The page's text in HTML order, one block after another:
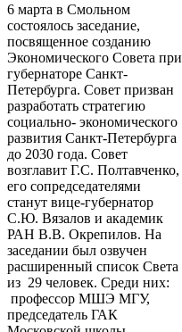
6 марта в Смольном
состоялось заседание,
посвященное созданию
Экономического Совета при
губернаторе Санкт-
Петербурга. Совет призван
разработать стратегию
социально- экономического
развития Санкт-Петербурга
до 2030 года. Совет
возглавит Г.С. Полтавченко,
его сопредседателями
станут вице-губернатор
С.Ю. Вязалов и академик
РАН В.В. Окрепилов. На
заседании был озвучен
расширенный список Света
из 29 человек. Среди них:
профессор МШЭ МГУ,
председатель ГАК